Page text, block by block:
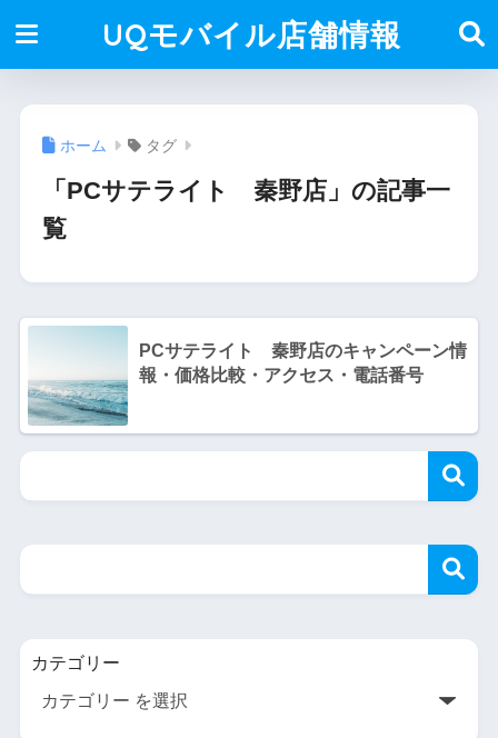
UQモバイル店舗情報
ホーム タグ
「PCサテライト 秦野店」の記事一
覧
PCサテライト 秦野店のキャンペーン情
報・価格比較・アクセス・電話番号
カテゴリー